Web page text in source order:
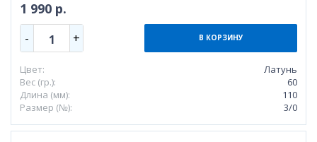
1 990 р.
- 1 + В КОРЗИНУ
Цвет:
Латунь
Вес (гр.):
60
Длина (мм):
110
Размер (№):
3/0